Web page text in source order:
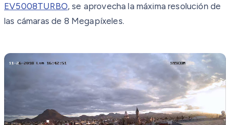
EV5008TURBO, se aprovecha la máxima resolución de
las cámaras de 8 Megapíxeles.